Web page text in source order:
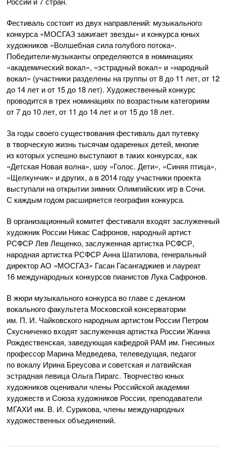
Фестиваль состоит из двух направлений: музыкального
конкурса «МОСГАЗ зажигает звезды» и конкурса юных
художников «Волшебная сила голубого потока».
Победители-музыканты определяются в номинациях
«академический вокал», «эстрадный вокал» и «народный
вокал» (участники разделены на группы от 8 до 11 лет, от 12
до 14 лет и от 15 до 18 лет). Художественный конкурс
проводится в трех номинациях по возрастным категориям
от 7 до 10 лет, от 11 до 14 лет и от 15 до 18 лет.
За годы своего существования фестиваль дал путевку
в творческую жизнь тысячам одаренных детей, многие
из которых успешно выступают в таких конкурсах, как
«Детская Новая волна», шоу «Голос. Дети», «Синяя птица»,
«Щелкунчик» и других, а в 2014 году участники проекта
выступали на открытии зимних Олимпийских игр в Сочи.
С каждым годом расширяется география конкурса.
В организационный комитет фестиваля входят заслуженный
художник России Никас Сафронов, народный артист
РСФСР Лев Лещенко, заслуженная артистка РСФСР,
народная артистка РСФСР Анна Шатилова, генеральный
директорАО «МОСГАЗ» Гасан Гасангаджиев и лауреат
16 международных конкурсов пианистов Лука Сафронов.
В жюри музыкального конкурса во главе с деканом
вокального факультета Московской консерватории
им. П. И. Чайковского народным артистом России Петром
Скусниченко входят заслуженная артистка России Жанна
Рождественская, заведующая кафедрой РАМ им. Гнесиных
профессор Марина Медведева, телеведущая, педагог
по вокалу Ирина Бреусова и советская и латвийская
эстрадная певица Ольга Пирагс. Творчество юных
художников оценивали члены Российской академии
художеств и Союза художников России, преподаватели
МГАХИ им. В. И. Сурикова, члены международных
художественных объединений.